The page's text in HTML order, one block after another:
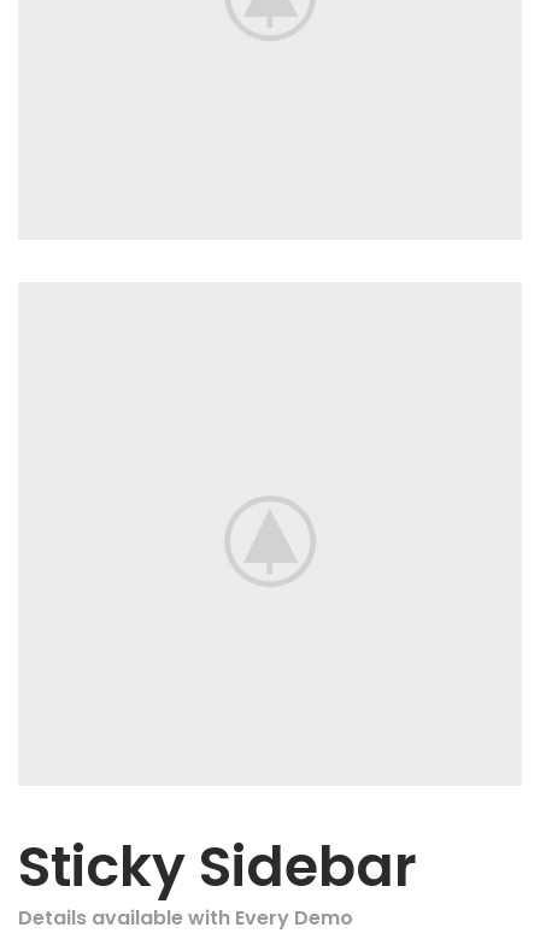
Sticky Sidebar
Details available with Every Demo